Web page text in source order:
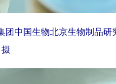
中国生物北京生物制品研